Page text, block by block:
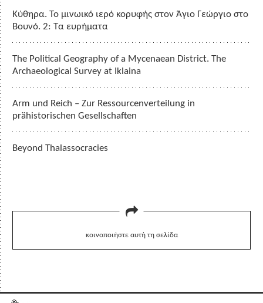
Κύθηρα. Το μινωικό ιερό κορυφής στον Άγιο Γεώργιο στο
Βουνό. 2: Τα ευρήματα
The Political Geography of a Mycenaean District. The
Archaeological Survey at Iklaina
Arm und Reich – Zur Ressourcenverteilung in
prähistorischen Gesellschaften
Beyond Thalassocracies
κοινοποιήστε αυτή τη σελίδα